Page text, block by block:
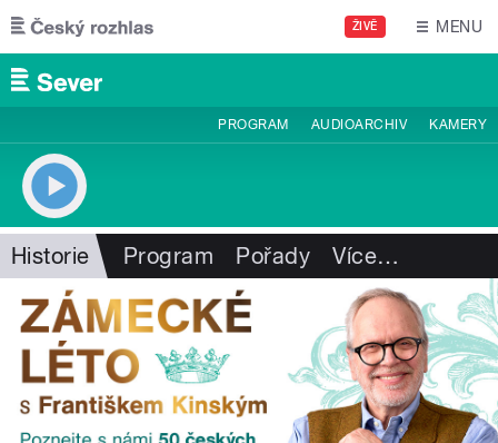
Přejít k hlavnímu obsahu
ŽIVĚ MENU
PROGRAM AUDIOARCHIV KAMERY
Historie Program Pořady Více…